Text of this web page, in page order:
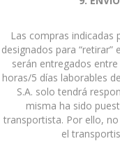
Las compras indicadas
designados para
serán entregados
horas/5 días laborables
S.A. solo tendrá
misma ha sido
transportista. Por ello,
el